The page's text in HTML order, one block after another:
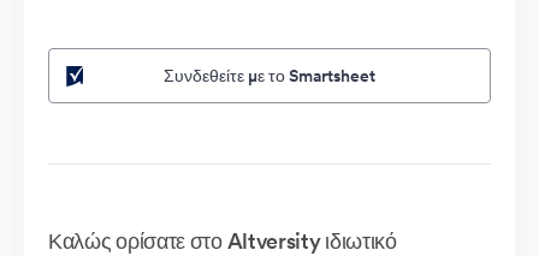
Συνδεθείτε με το Smartsheet
Καλώς ορίσατε στο Altversity ιδιωτικό